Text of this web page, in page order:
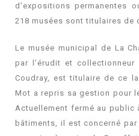
d’expositions permanentes
218 musées sont titulaires de
Le musée municipal de La
par l’érudit et
Coudray, est titulaire de ce
Mot a repris sa gestion pour
Actuellement fermé au public
bâtiments, il est concerné